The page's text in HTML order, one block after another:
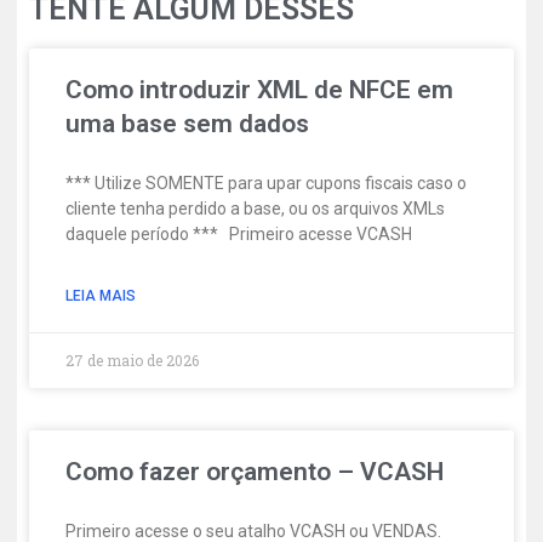
TENTE ALGUM DESSES
Como introduzir XML de NFCE em
uma base sem dados
*** Utilize SOMENTE para upar cupons fiscais caso o
cliente tenha perdido a base, ou os arquivos XMLs
daquele período *** Primeiro acesse VCASH
LEIA MAIS
27 de maio de 2026
Como fazer orçamento – VCASH
Primeiro acesse o seu atalho VCASH ou VENDAS.